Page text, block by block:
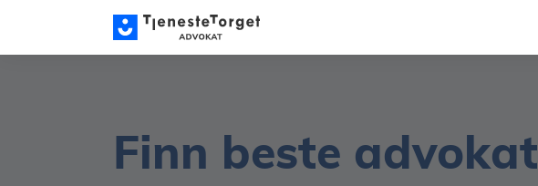
Finn beste advokat